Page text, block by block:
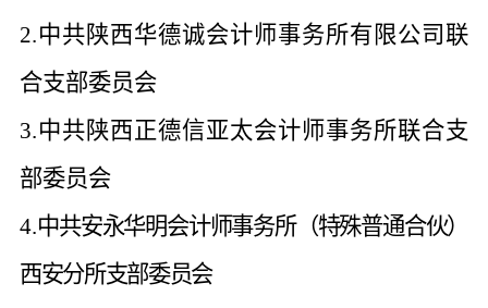
2.中共陕西华德诚会计师事务所有限公司联
合支部委员会
3.中共陕西正德信亚太会计师事务所联合支
部委员会
4.中共安永华明会计师事务所（特殊普通合伙）
西安分所支部委员会